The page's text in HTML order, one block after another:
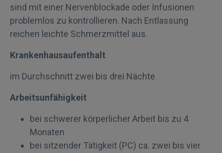
sind mit einer Nervenblockade oder Infusionen
problemlos zu kontrollieren. Nach Entlassung
reichen leichte Schmerzmittel aus.
Krankenhausaufenthalt
im Durchschnitt zwei bis drei Nächte
Arbeitsunfähigkeit
bei schwerer körperlicher Arbeit bis zu 4
Monaten
bei sitzender Tätigkeit (PC) ca. zwei bis vier